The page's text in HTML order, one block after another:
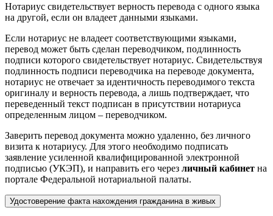
Нотариус свидетельствует верность перевода с одного языка
на другой, если он владеет данными языками.
Если нотариус не владеет соответствующими языками,
перевод может быть сделан переводчиком, подлинность
подписи которого свидетельствует нотариус. Свидетельствуя
подлинность подписи переводчика на переводе документа,
нотариус не отвечает за идентичность переводимого текста
оригиналу и верность перевода, а лишь подтверждает, что
переведенный текст подписан в присутствии нотариуса
определенным лицом – переводчиком.
Заверить перевод документа можно удаленно, без личного
визита к нотариусу. Для этого необходимо подписать
заявление усиленной квалифицированной электронной
подписью (УКЭП), и направить его через личный кабинет на
портале Федеральной нотариальной палаты.
Удостоверение факта нахождения гражданина в живых